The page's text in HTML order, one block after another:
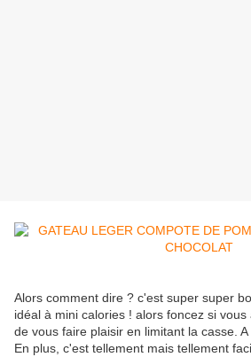
Alors comment dire ? c'est super super
idéal à mini calories ! alors foncez si
de vous faire plaisir en limitant la casse. A
En plus, c'est tellement mais tellement